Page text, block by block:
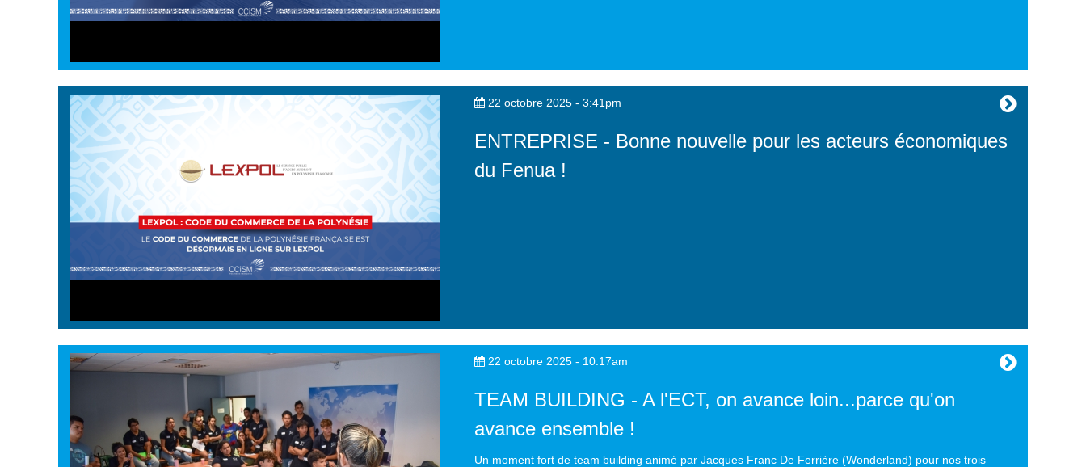
22 octobre 2025 - 3:41pm
ENTREPRISE - Bonne nouvelle pour les acteurs économiques
du Fenua !
22 octobre 2025 - 10:17am
TEAM BUILDING - A l'ECT, on avance loin...parce qu'on
avance ensemble !
Un moment fort de team building animé par Jacques Franc De Ferrière (Wonderland) pour nos trois